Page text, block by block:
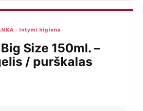
· Intymi higiena
Size 150ml. –
/ purškalas